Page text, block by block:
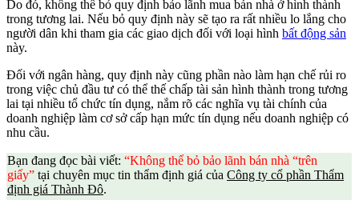
Do đó, không thể bỏ quy định bảo lãnh mua bán nhà ở hình thành
trong tương lai. Nếu bỏ quy định này sẽ tạo ra rất nhiều lo lắng cho
người dân khi tham gia các giao dịch đối với loại hình bất động sản
này.
Đối với ngân hàng, quy định này cũng phần nào làm hạn chế rủi ro
trong việc chủ đầu tư có thể thế chấp tài sản hình thành trong tương
lai tại nhiều tổ chức tín dụng, nắm rõ các nghĩa vụ tài chính của
doanh nghiệp làm cơ sở cấp hạn mức tín dụng nếu doanh nghiệp có
nhu cầu.
Bạn đang đọc bài viết: “Không thể bỏ bảo lãnh bán nhà “trên
giấy” tại chuyên mục tin thẩm định giá của Công ty cổ phần Thẩm
định giá Thành Đô.